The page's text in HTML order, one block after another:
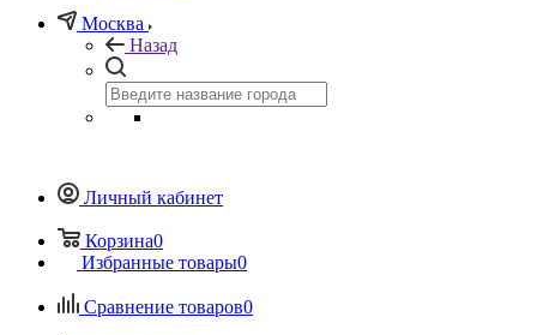
Москва
Назад
Личный кабинет
Корзина0
Избранные товары0
Сравнение товаров0